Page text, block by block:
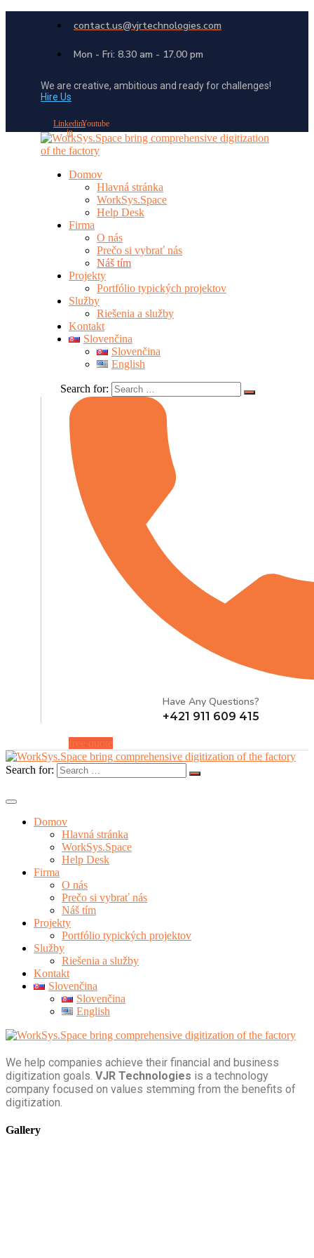
contact.us@vjrtechnologies.com
Mon - Fri: 8.30 am - 17.00 pm
We are creative, ambitious and ready for challenges!
Hire Us
Linkedin-
in
Youtube
Domov
Hlavná stránka
WorkSys.Space
Help Desk
Firma
O nás
Prečo si vybrať nás
Náš tím
Projekty
Portfólio typických projektov
Služby
Riešenia a služby
Kontakt
Slovenčina
Slovenčina
English
Search for:
Have Any Questions?
+421 911 609 415
free quote
Search for:
Domov
Hlavná stránka
WorkSys.Space
Help Desk
Firma
O nás
Prečo si vybrať nás
Náš tím
Projekty
Portfólio typických projektov
Služby
Riešenia a služby
Kontakt
Slovenčina
Slovenčina
English
We help companies achieve their financial and business
digitization goals. VJR Technologies is a technology
company focused on values stemming from the benefits of
digitization.
Gallery